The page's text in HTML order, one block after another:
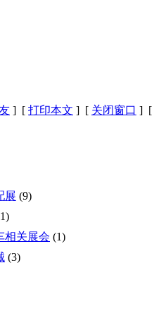
] [ 打印本文 ] [ 关闭窗口 ] [
展 (9)
相关展会 (1)
(3)